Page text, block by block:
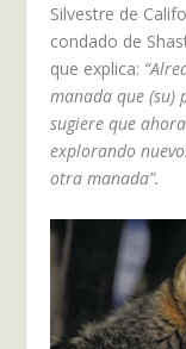
Silvestre de
condado de
que explica:
manada que
sugiere que
explorando
otra manada”.